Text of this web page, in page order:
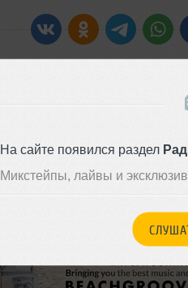
На сайте появился раздел
Микстейпы, лайвы и